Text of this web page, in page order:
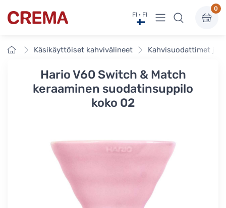
Crema FI · FI Näytä valikko
0
EtusivuKäsikäyttöiset kahvivälineet Kahvisuodattimet ja
Hario V60 Switch & Match
keraaminen suodatinsuppilo
koko 02